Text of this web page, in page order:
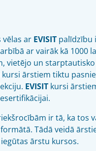
ar EVISIT palīdzību
ar vairāk kā 1000
vietējo un
ārstiem tiktu
EVISIT kursi
ir tā, ka tos
Tādā veidā
ārstu kursos.